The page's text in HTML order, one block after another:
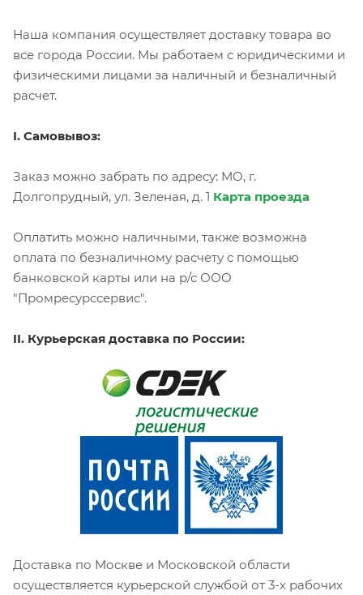
Наша компания осуществляет доставку товара во
все города России. Мы работаем с юридическими и
физическими лицами за наличный и безналичный
расчет.
I. Самовывоз:
Заказ можно забрать по адресу: МО, г.
Долгопрудный, ул. Зеленая, д. 1 Карта проезда
Оплатить можно наличными, также возможна
оплата по безналичному расчету с помощью
банковской карты или на р/с ООО
"Промресурссервис".
II. Курьерская доставка по России:
Доставка по Москве и Московской области
осуществляется курьерской службой от 3-х рабочих